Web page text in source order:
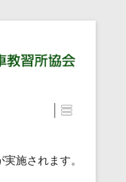
指定自動車教
施されます。